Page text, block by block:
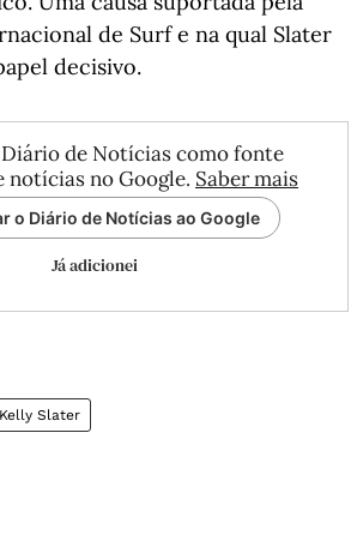
de Surf e na qual Slater
decisivo.
de Notícias como fonte
notícias no Google. Saber mais
o Diário de Notícias ao Google
Já adicionei
Kelly Slater